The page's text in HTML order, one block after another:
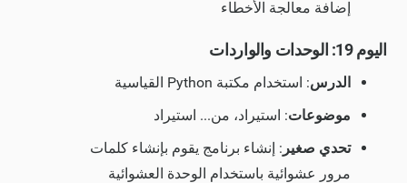
إضافة معالجة الأخطاء
اليوم 19: الوحدات والواردات
الدرس: استخدام مكتبة Python القياسية
موضوعات: استيراد، من... استيراد
تحدي صغير : إنشاء برنامج يقوم بإنشاء كلمات
مرور عشوائية باستخدام الوحدة العشوائية